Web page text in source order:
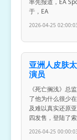
率先报道，EA
于，EA
2026-04-25
亚洲人皮肤
演员
《死亡搁浅》总
了他为什么很少
及难以真实还原
四发售，登陆了
2026-04-25